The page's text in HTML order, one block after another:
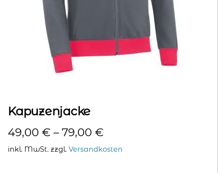
Kapuzenjacke
49,00 € –79,00 €
inkl. MwSt. zzgl. Versandkosten